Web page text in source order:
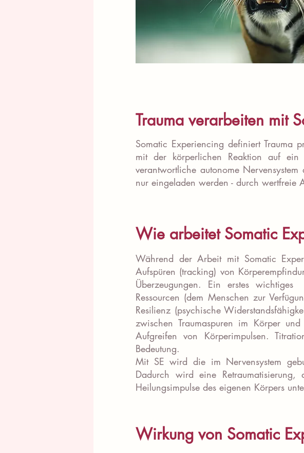
Trauma verarbeiten mit
Somatic Experiencing definiert Trauma
mit der körperlichen Reaktion auf ein
verantwortliche autonome
nur eingeladen werden - durch wertfreie
Wie arbeitet Somatic
Während der Arbeit mit Somatic
Aufspüren (tracking) von
Überzeugungen. Ein erstes
Ressourcen (dem Menschen zur
Resilienz (psychische
zwischen Traumaspuren im Körper
Aufgreifen von Körperimpulsen.
Bedeutung.
Mit SE wird die im Nervensystem
Dadurch wird eine
Heilungsimpulse des eigenen Körpers
Wirkung von Somatic